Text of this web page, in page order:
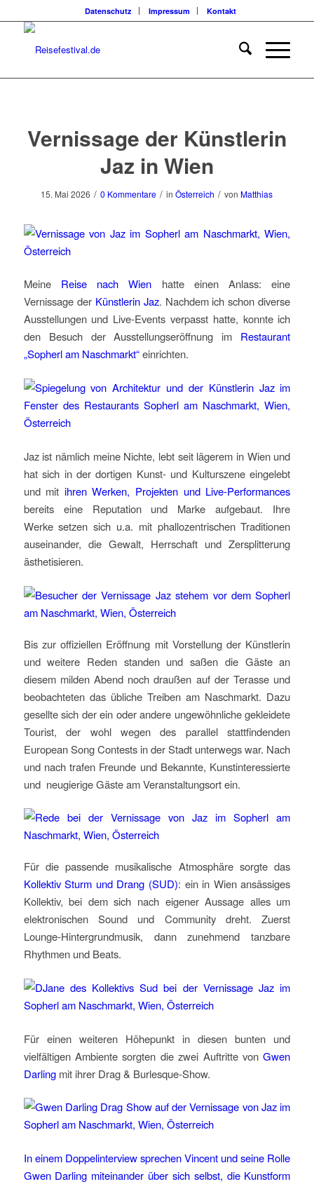
Datenschutz Impressum Kontakt
Vernissage der Künstlerin
Jaz in Wien
15. Mai 2026 / 0 Kommentare / inÖsterreich / von Matthias
Meine Reise nach Wien hatte einen Anlass: eine
Vernissage der Künstlerin Jaz. Nachdem ich schon diverse
Ausstellungen und Live-Events verpasst hatte, konnte ich
den Besuch der Ausstellungseröffnung im Restaurant
„Sopherl am Naschmarkt“einrichten.
Jaz ist nämlich meine Nichte, lebt seit lägerem in Wien und
hat sich in der dortigen Kunst- und Kulturszene eingelebt
und mit ihren Werken, Projekten und Live-Performances
bereits eine Reputation und Marke aufgebaut. Ihre
Werke setzen sich u.a. mit phallozentrischen Traditionen
auseinander, die Gewalt, Herrschaft und Zersplitterung
ästhetisieren.
Bis zur offiziellen Eröffnung mit Vorstellung der Künstlerin
und weitere Reden standen und saßen die Gäste an
diesem milden Abend noch draußen auf der Terasse und
beobachteten das übliche Treiben am Naschmarkt. Dazu
gesellte sich der ein oder andere ungewöhnliche gekleidete
Tourist, der wohl wegen des parallel stattfindenden
European Song Contests in der Stadt unterwegs war. Nach
und nach trafen Freunde und Bekannte, Kunstinteressierte
und neugierige Gäste am Veranstaltungsort ein.
Für die passende musikalische Atmosphäre sorgte das
Kollektiv Sturm und Drang (SUD): ein in Wien ansässiges
Kollektiv, bei dem sich nach eigener Aussage alles um
elektronischen Sound und Community dreht. Zuerst
Lounge-Hintergrundmusik, dann zunehmend tanzbare
Rhythmen und Beats.
Für einen weiteren Höhepunkt in diesen bunten und
vielfältigen Ambiente sorgten die zwei Auftritte vonGwen
Darlingmit ihrer Drag & Burlesque-Show.
In einem Doppelinterview sprechen Vincent und seine Rolle
Gwen Darling miteinander über sich selbst, die Kunstform